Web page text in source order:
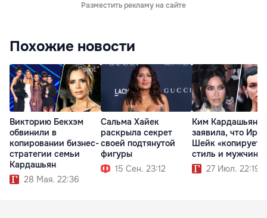
Разместить рекламу на сайте
Похожие новости
Викторию Бекхэм
обвинили в
копировании бизнес-
стратегии семьи
Кардашьян
28 Мая. 22:36
Сальма Хайек
раскрыла секрет
своей подтянутой
фигуры
15 Сен. 23:12
Ким Кардашьян
заявила, что
Шейк «копирует
стиль и мужчин»
27 Июл. 22:19